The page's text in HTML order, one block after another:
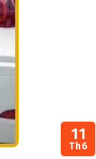
11
Th6